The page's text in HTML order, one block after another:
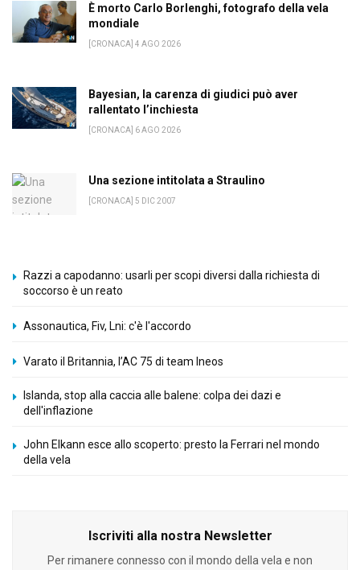
È morto Carlo Borlenghi, fotografo della vela
mondiale
[CRONACA] 4 AGO 2026
Bayesian, la carenza di giudici può aver
rallentato l’inchiesta
[CRONACA] 6 AGO 2026
Una sezione intitolata a Straulino
[CRONACA] 5 DIC 2007
Razzi a capodanno: usarli per scopi diversi dalla richiesta di
soccorso è un reato
Assonautica, Fiv, Lni: c'è l'accordo
Varato il Britannia, l’AC 75 di team Ineos
Islanda, stop alla caccia alle balene: colpa dei dazi e
dell'inflazione
John Elkann esce allo scoperto: presto la Ferrari nel mondo
della vela
Iscriviti alla nostra Newsletter
Per rimanere connesso con il mondo della vela e non